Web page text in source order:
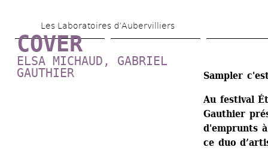
au
contenu
principal
Les Laboratoires d’Aubervilliers
COVER
ELSA MICHAUD , GABRIEL
GAUTHIER
Sampler
Au festival
Gauthier
d'emprunts
ce duo